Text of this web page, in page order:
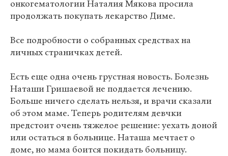
онкогематологии Наталия Мякова просила
продолжать покупать лекарство Диме.
Все подробности о собранных средствах на
личных страничках детей.
Есть еще одна очень грустная новость. Болезнь
Наташи Гришаевой не поддается лечению.
Больше ничего сделать нельзя, и врачи сказали
об этом маме. Теперь родителям девчки
предстоит очень тяжелое решение: уехать доной
или остаться в больнице. Наташа мечтает о
доме, но мама боится покидать больницу.